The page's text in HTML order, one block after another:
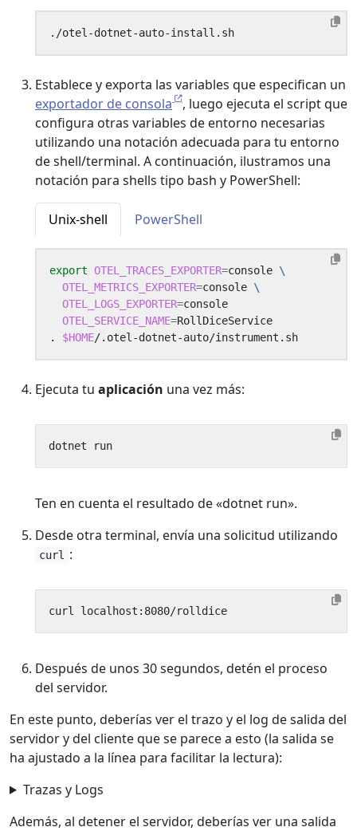
Establece y exporta las variables que especifican un
exportador de consola
, luego ejecuta el script que
configura otras variables de entorno necesarias
utilizando una notación adecuada para tu entorno
de shell/terminal. A continuación, ilustramos una
notación para shells tipo bash y PowerShell:
Unix-shell PowerShell
export OTEL_TRACES_EXPORTER=console
OTEL_METRICS_EXPORTER=console
OTEL_LOGS_EXPORTER=
OTEL_SERVICE_NAME=
. $HOME
Ejecuta tu aplicación una vez más:
Ten en cuenta el resultado de «dotnet run».
Desde otra terminal, envía una solicitud utilizando
curl :
Después de unos 30 segundos, detén el proceso
del servidor.
En este punto, deberías ver el trazo y el log de salida del
servidor y del cliente que se parece a esto (la salida se
ha ajustado a la línea para facilitar la lectura):
Trazas y Logs
Además, al detener el servidor, deberías ver una salida